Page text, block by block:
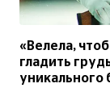
«Велела,
гладить
уникального